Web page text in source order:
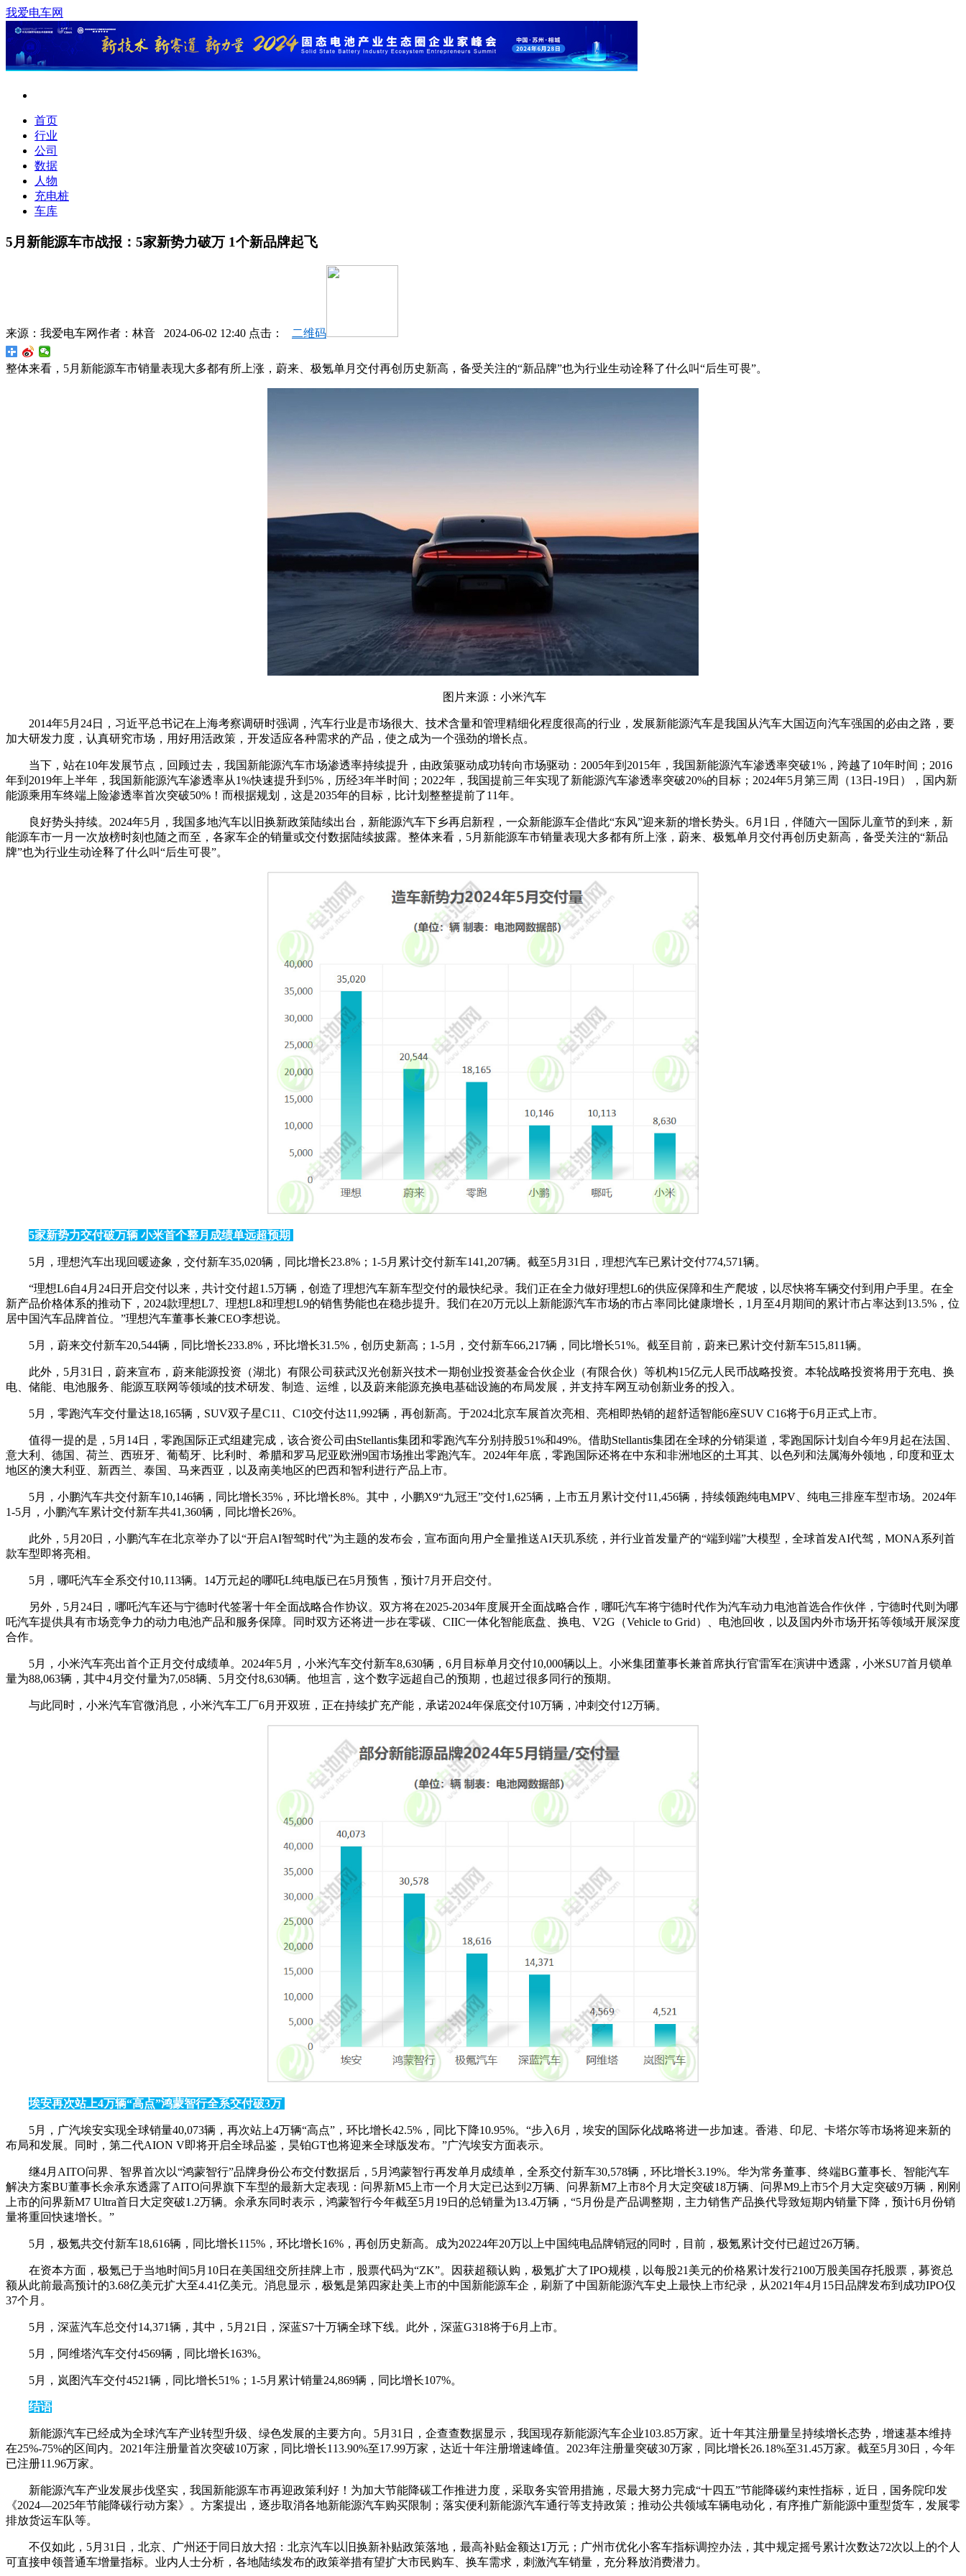
我爱电车网
首页
行业
公司
数据
人物
充电桩
车库
5月新能源车市战报：5家新势力破万 1个新品牌起飞
来源： 我爱电车网作者： 林音 2024-06-02 12:40 点击： 二维码
整体来看，5月新能源车市销量表现大多都有所上涨，蔚来、极氪单月交付再创历史新高，备受关注的“新品牌”也为行业生动诠释了什么叫“后生可畏”。
图片来源：小米汽车
2014年5月24日，习近平总书记在上海考察调研时强调，汽车行业是市场很大、技术含量和管理精细化程度很高的行业，发展新能源汽车是我国从汽车大国迈向汽车强国的必由之路，要
加大研发力度，认真研究市场，用好用活政策，开发适应各种需求的产品，使之成为一个强劲的增长点。
当下，站在10年发展节点，回顾过去，我国新能源汽车市场渗透率持续提升，由政策驱动成功转向市场驱动：2005年到2015年，我国新能源汽车渗透率突破1%，跨越了10年时间；2016
年到2019年上半年，我国新能源汽车渗透率从1%快速提升到5%，历经3年半时间；2022年，我国提前三年实现了新能源汽车渗透率突破20%的目标；2024年5月第三周（13日-19日），国内新
能源乘用车终端上险渗透率首次突破50%！而根据规划，这是2035年的目标，比计划整整提前了11年。
良好势头持续。2024年5月，我国多地汽车以旧换新政策陆续出台，新能源汽车下乡再启新程，一众新能源车企借此“东风”迎来新的增长势头。6月1日，伴随六一国际儿童节的到来，新
能源车市一月一次放榜时刻也随之而至，各家车企的销量或交付数据陆续披露。整体来看，5月新能源车市销量表现大多都有所上涨，蔚来、极氪单月交付再创历史新高，备受关注的“新品
牌”也为行业生动诠释了什么叫“后生可畏”。
5家新势力交付破万辆 小米首个整月成绩单远超预期
5月，理想汽车出现回暖迹象，交付新车35,020辆，同比增长23.8%；1-5月累计交付新车141,207辆。截至5月31日，理想汽车已累计交付774,571辆。
“理想L6自4月24日开启交付以来，共计交付超1.5万辆，创造了理想汽车新车型交付的最快纪录。我们正在全力做好理想L6的供应保障和生产爬坡，以尽快将车辆交付到用户手里。在全
新产品价格体系的推动下，2024款理想L7、理想L8和理想L9的销售势能也在稳步提升。我们在20万元以上新能源汽车市场的市占率同比健康增长，1月至4月期间的累计市占率达到13.5%，位
居中国汽车品牌首位。”理想汽车董事长兼CEO李想说。
5月，蔚来交付新车20,544辆，同比增长233.8%，环比增长31.5%，创历史新高；1-5月，交付新车66,217辆，同比增长51%。截至目前，蔚来已累计交付新车515,811辆。
此外，5月31日，蔚来宣布，蔚来能源投资（湖北）有限公司获武汉光创新兴技术一期创业投资基金合伙企业（有限合伙）等机构15亿元人民币战略投资。本轮战略投资将用于充电、换
电、储能、电池服务、能源互联网等领域的技术研发、制造、运维，以及蔚来能源充换电基础设施的布局发展，并支持车网互动创新业务的投入。
5月，零跑汽车交付量达18,165辆，SUV双子星C11、C10交付达11,992辆，再创新高。于2024北京车展首次亮相、亮相即热销的超舒适智能6座SUV C16将于6月正式上市。
值得一提的是，5月14日，零跑国际正式组建完成，该合资公司由Stellantis集团和零跑汽车分别持股51%和49%。借助Stellantis集团在全球的分销渠道，零跑国际计划自今年9月起在法国、
意大利、德国、荷兰、西班牙、葡萄牙、比利时、希腊和罗马尼亚欧洲9国市场推出零跑汽车。2024年年底，零跑国际还将在中东和非洲地区的土耳其、以色列和法属海外领地，印度和亚太
地区的澳大利亚、新西兰、泰国、马来西亚，以及南美地区的巴西和智利进行产品上市。
5月，小鹏汽车共交付新车10,146辆，同比增长35%，环比增长8%。其中，小鹏X9“九冠王”交付1,625辆，上市五月累计交付11,456辆，持续领跑纯电MPV、纯电三排座车型市场。2024年
1-5月，小鹏汽车累计交付新车共41,360辆，同比增长26%。
此外，5月20日，小鹏汽车在北京举办了以“开启AI智驾时代”为主题的发布会，宣布面向用户全量推送AI天玑系统，并行业首发量产的“端到端”大模型，全球首发AI代驾，MONA系列首
款车型即将亮相。
5月，哪吒汽车全系交付10,113辆。14万元起的哪吒L纯电版已在5月预售，预计7月开启交付。
另外，5月24日，哪吒汽车还与宁德时代签署十年全面战略合作协议。双方将在2025-2034年度展开全面战略合作，哪吒汽车将宁德时代作为汽车动力电池首选合作伙伴，宁德时代则为哪
吒汽车提供具有市场竞争力的动力电池产品和服务保障。同时双方还将进一步在零碳、CIIC一体化智能底盘、换电、V2G（Vehicle to Grid）、电池回收，以及国内外市场开拓等领域开展深度
合作。
5月，小米汽车亮出首个正月交付成绩单。2024年5月，小米汽车交付新车8,630辆，6月目标单月交付10,000辆以上。小米集团董事长兼首席执行官雷军在演讲中透露，小米SU7首月锁单
量为88,063辆，其中4月交付量为7,058辆、5月交付8,630辆。他坦言，这个数字远超自己的预期，也超过很多同行的预期。
与此同时，小米汽车官微消息，小米汽车工厂6月开双班，正在持续扩充产能，承诺2024年保底交付10万辆，冲刺交付12万辆。
埃安再次站上4万辆“高点”鸿蒙智行全系交付破3万
5月，广汽埃安实现全球销量40,073辆，再次站上4万辆“高点”，环比增长42.5%，同比下降10.95%。“步入6月，埃安的国际化战略将进一步加速。香港、印尼、卡塔尔等市场将迎来新的
布局和发展。同时，第二代AION V即将开启全球品鉴，昊铂GT也将迎来全球版发布。”广汽埃安方面表示。
继4月AITO问界、智界首次以“鸿蒙智行”品牌身份公布交付数据后，5月鸿蒙智行再发单月成绩单，全系交付新车30,578辆，环比增长3.19%。华为常务董事、终端BG董事长、智能汽车
解决方案BU董事长余承东透露了AITO问界旗下车型的最新大定表现：问界新M5上市一个月大定已达到2万辆、问界新M7上市8个月大定突破18万辆、问界M9上市5个月大定突破9万辆，刚刚
上市的问界新M7 Ultra首日大定突破1.2万辆。余承东同时表示，鸿蒙智行今年截至5月19日的总销量为13.4万辆，“5月份是产品调整期，主力销售产品换代导致短期内销量下降，预计6月份销
量将重回快速增长。”
5月，极氪共交付新车18,616辆，同比增长115%，环比增长16%，再创历史新高。成为20224年20万以上中国纯电品牌销冠的同时，目前，极氪累计交付已超过26万辆。
在资本方面，极氪已于当地时间5月10日在美国纽交所挂牌上市，股票代码为“ZK”。因获超额认购，极氪扩大了IPO规模，以每股21美元的价格累计发行2100万股美国存托股票，募资总
额从此前最高预计的3.68亿美元扩大至4.41亿美元。消息显示，极氪是第四家赴美上市的中国新能源车企，刷新了中国新能源汽车史上最快上市纪录，从2021年4月15日品牌发布到成功IPO仅
37个月。
5月，深蓝汽车总交付14,371辆，其中，5月21日，深蓝S7十万辆全球下线。此外，深蓝G318将于6月上市。
5月，阿维塔汽车交付4569辆，同比增长163%。
5月，岚图汽车交付4521辆，同比增长51%；1-5月累计销量24,869辆，同比增长107%。
结语
新能源汽车已经成为全球汽车产业转型升级、绿色发展的主要方向。5月31日，企查查数据显示，我国现存新能源汽车企业103.85万家。近十年其注册量呈持续增长态势，增速基本维持
在25%-75%的区间内。2021年注册量首次突破10万家，同比增长113.90%至17.99万家，达近十年注册增速峰值。2023年注册量突破30万家，同比增长26.18%至31.45万家。截至5月30日，今年
已注册11.96万家。
新能源汽车产业发展步伐坚实 ，我国新能源车市再迎政策利好！为加大节能降碳工作推进力度，采取务实管用措施，尽最大努力完成“十四五”节能降碳约束性指标，近日，国务院印发
《2024—2025年节能降碳行动方案》。方案提出，逐步取消各地新能源汽车购买限制；落实便利新能源汽车通行等支持政策；推动公共领域车辆电动化，有序推广新能源中重型货车，发展零
排放货运车队等。
不仅如此，5月31日，北京、广州还于同日放大招：北京汽车以旧换新补贴政策落地，最高补贴金额达1万元；广州市优化小客车指标调控办法，其中规定摇号累计次数达72次以上的个人
可直接申领普通车增量指标。业内人士分析，各地陆续发布的政策举措有望扩大市民购车、换车需求，刺激汽车销量，充分释放消费潜力。